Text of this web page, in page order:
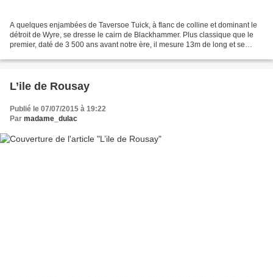
A quelques enjambées de Taversoe Tuick, à flanc de colline et dominant le
détroit de Wyre, se dresse le cairn de Blackhammer. Plus classique que le
premier, daté de 3 500 ans avant notre ère, il mesure 13m de long et se
L’ile de Rousay
Publié le 07/07/2015 à 19:22
Par madame_dulac